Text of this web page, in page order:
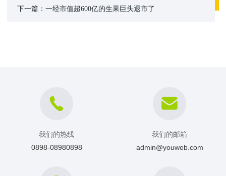
下一篇：一经市值超600亿的生果巨头退市了
我们的热线
0898-08980898
我们的邮箱
admin@youweb.com